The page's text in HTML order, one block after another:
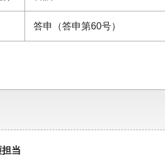
答申（答申第60号）
当